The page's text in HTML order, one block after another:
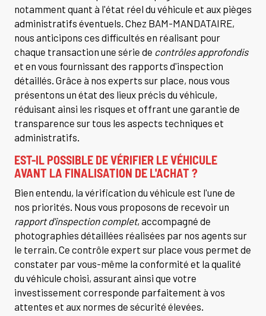
notamment quant à l'état réel du véhicule et aux pièges
administratifs éventuels. Chez BAM-MANDATAIRE,
nous anticipons ces difficultés en réalisant pour
chaque transaction une série de contrôles approfondis
et en vous fournissant des rapports d'inspection
détaillés. Grâce à nos experts sur place, nous vous
présentons un état des lieux précis du véhicule,
réduisant ainsi les risques et offrant une garantie de
transparence sur tous les aspects techniques et
administratifs.
EST-IL POSSIBLE DE VÉRIFIER LE VÉHICULE
AVANT LA FINALISATION DE L'ACHAT ?
Bien entendu, la vérification du véhicule est l'une de
nos priorités. Nous vous proposons de recevoir un
rapport d'inspection complet, accompagné de
photographies détaillées réalisées par nos agents sur
le terrain. Ce contrôle expert sur place vous permet de
constater par vous-même la conformité et la qualité
du véhicule choisi, assurant ainsi que votre
investissement corresponde parfaitement à vos
attentes et aux normes de sécurité élevées.